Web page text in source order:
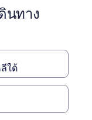
นทาง
ใต้